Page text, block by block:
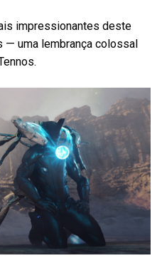
impressionantes deste
— uma lembrança colossal